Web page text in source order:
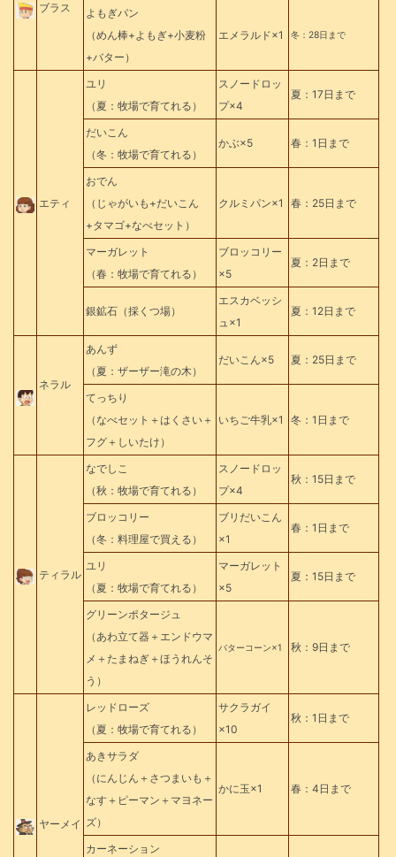
ブラス
よもぎパン
（めん棒+よもぎ+小麦粉
+バター）
エメラルド×1 冬：28日まで
エティ
ユリ
（夏：牧場で育てれる）
スノードロッ
プ×4
夏：17日まで
だいこん
（冬：牧場で育てれる）
かぶ×5 春：1日まで
おでん
（じゃがいも+だいこん
+タマゴ+なべセット）
クルミパン×1 春：25日まで
マーガレット
（春：牧場で育てれる）
ブロッコリー
×5
夏：2日まで
銀鉱石（採くつ場）
エスカベッシ
ュ×1
夏：12日まで
ネラル
あんず
（夏：ザーザー滝の木）
だいこん×5 夏：25日まで
てっちり
（なべセット＋はくさい＋
フグ＋しいたけ）
いちご牛乳×1 冬：1日まで
ティラル
なでしこ
（秋：牧場で育てれる）
スノードロッ
プ×4
秋：15日まで
ブロッコリー
（冬：料理屋で買える）
ブリだいこん
×1
春：1日まで
ユリ
（夏：牧場で育てれる）
マーガレット
×5
夏：15日まで
グリーンポタージュ
（あわ立て器＋エンドウマ
メ＋たまねぎ＋ほうれんそ
う）
バターコーン×1 秋：9日まで
ヤーメイ
レッドローズ
（夏：牧場で育てれる）
サクラガイ
×10
秋：1日まで
あきサラダ
（にんじん＋さつまいも＋
なす＋ピーマン＋マヨネー
ズ）
かに玉×1 春：4日まで
カーネーション